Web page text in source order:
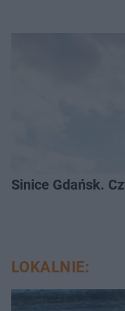
Sinice Gdańsk.
LOKALNIE: